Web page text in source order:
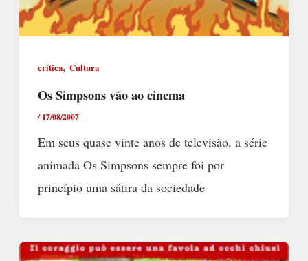
crítica, Cultura
Os Simpsons vão ao cinema
/17/08/2007
Em seus quase vinte anos de televisão, a série
animada Os Simpsons sempre foi por
princípio uma sátira da sociedade